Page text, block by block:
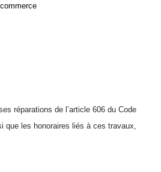
réparations de l’article 606 du Code
que les honoraires liés à ces travaux,